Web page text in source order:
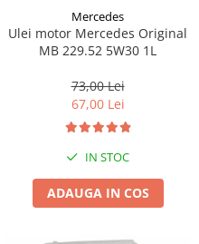
Mercedes
Ulei motor Mercedes Original
MB 229.52 5W30 1L
73,00 Lei
67,00 Lei
IN STOC
ADAUGA IN COS